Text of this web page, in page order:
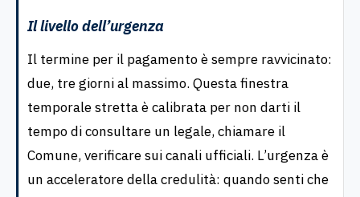
Il livello dell’urgenza
Il termine per il pagamento è sempre ravvicinato:
due, tre giorni al massimo. Questa finestra
temporale stretta è calibrata per non darti il
tempo di consultare un legale, chiamare il
Comune, verificare sui canali ufficiali. L’urgenza è
un acceleratore della credulità: quando senti che